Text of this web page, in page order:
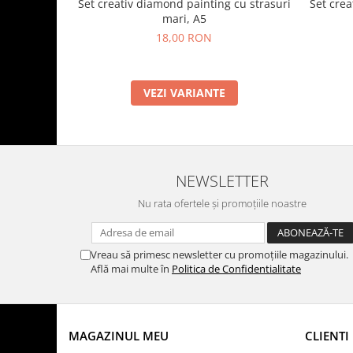
Set creativ diamond painting cu strasuri
mari, A5
18,00 RON
VEZI VARIANTE
Set
NEWSLETTER
Nu rata ofertele și promoțiile noastre
Vreau să primesc newsletter cu promoțiile magazinului.
Află mai multe în Politica de Confidentialitate
MAGAZINUL MEU CLIENTI